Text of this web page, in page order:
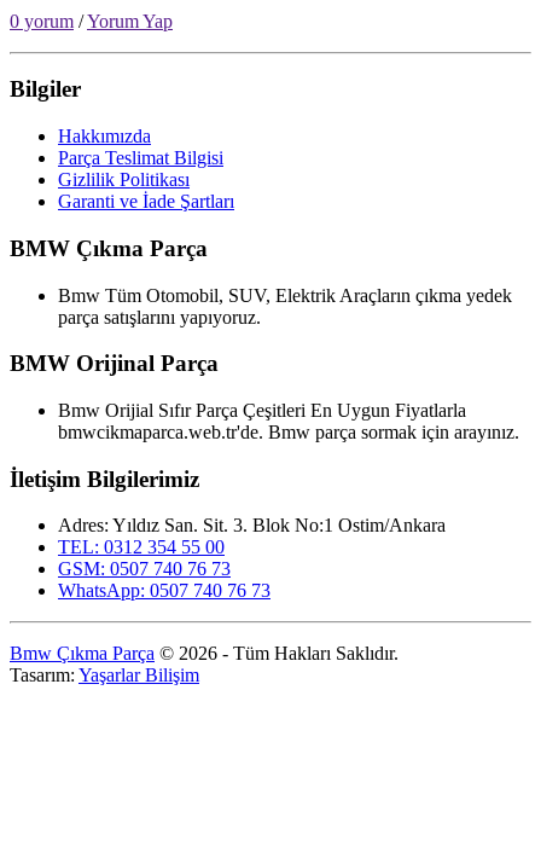
0 yorum /Yorum Yap
Bilgiler
Hakkımızda
Parça Teslimat Bilgisi
Gizlilik Politikası
Garanti ve İade Şartları
BMW Çıkma Parça
Bmw Tüm Otomobil, SUV, Elektrik Araçların çıkma yedek
parça satışlarını yapıyoruz.
BMW Orijinal Parça
Bmw Orijial Sıfır Parça Çeşitleri En Uygun Fiyatlarla
bmwcikmaparca.web.tr'de. Bmw parça sormak için arayınız.
İletişim Bilgilerimiz
Adres: Yıldız San. Sit. 3. Blok No:1 Ostim/Ankara
TEL: 0312 354 55 00
GSM: 0507 740 76 73
WhatsApp: 0507 740 76 73
Bmw Çıkma Parça © 2026 - Tüm Hakları Saklıdır.
Tasarım: Yaşarlar Bilişim